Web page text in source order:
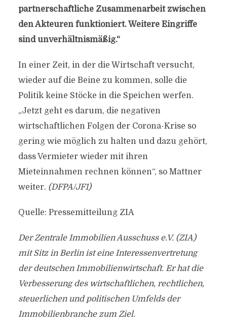
partnerschaftliche Zusammenarbeit zwischen
den Akteuren funktioniert. Weitere Eingriffe
sind unverhältnismäßig.“
In einer Zeit, in der die Wirtschaft versucht,
wieder auf die Beine zu kommen, solle die
Politik keine Stöcke in die Speichen werfen.
„Jetzt geht es darum, die negativen
wirtschaftlichen Folgen der Corona-Krise so
gering wie möglich zu halten und dazu gehört,
dass Vermieter wieder mit ihren
Mieteinnahmen rechnen können“, so Mattner
weiter. (DFPA/JF1)
Quelle: Pressemitteilung ZIA
Der Zentrale Immobilien Ausschuss e.V. (ZIA)
mit Sitz in Berlin ist eine Interessenvertretung
der deutschen Immobilienwirtschaft. Er hat die
Verbesserung des wirtschaftlichen, rechtlichen,
steuerlichen und politischen Umfelds der
Immobilienbranche zum Ziel.